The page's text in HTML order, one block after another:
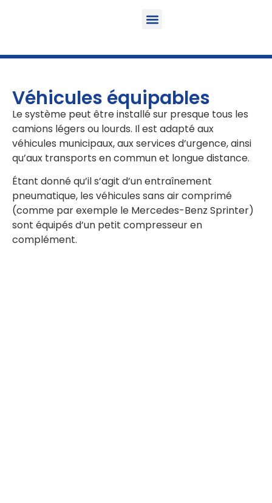
Véhicules équipables
Le système peut être installé sur presque tous les
camions légers ou lourds. Il est adapté aux
véhicules municipaux, aux services d’urgence, ainsi
qu’aux transports en commun et longue distance.
Étant donné qu’il s’agit d’un entraînement
pneumatique, les véhicules sans air comprimé
(comme par exemple le Mercedes-Benz Sprinter)
sont équipés d’un petit compresseur en
complément.